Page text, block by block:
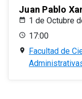
Juan Pablo
1 de Octubre
17:00
Facultad de